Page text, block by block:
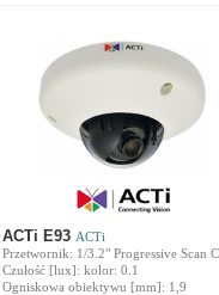
ACTi E93 ACTi
Przetwornik: 1/3.2" Progressive Scan
Czułość [lux]: kolor: 0.1
Ogniskowa obiektywu [mm]: 1,9